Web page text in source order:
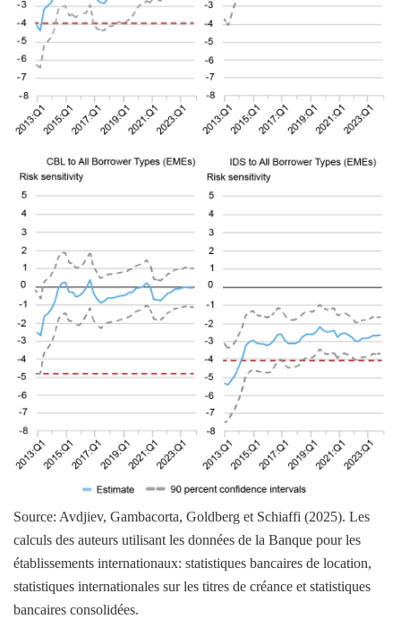
Source: Avdjiev, Gambacorta, Goldberg et Schiaffi (2025). Les
calculs des auteurs utilisant les données de la Banque pour les
établissements internationaux: statistiques bancaires de location,
statistiques internationales sur les titres de créance et statistiques
bancaires consolidées.